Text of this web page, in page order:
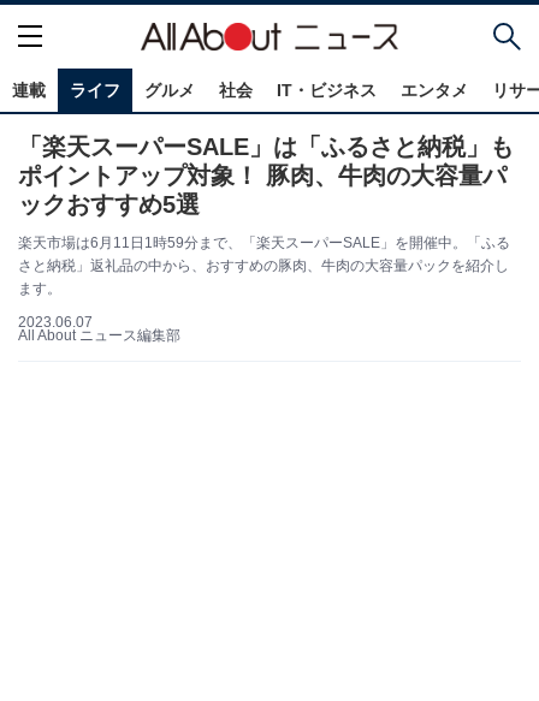
連載 ライフ グルメ 社会 IT・ビジネス エンタメ リサ
「楽天スーパーSALE」は「ふるさと納税」も
ポイントアップ対象！ 豚肉、牛肉の大容量パ
ックおすすめ5選
楽天市場は6月11日1時59分まで、「楽天スーパーSALE」を開催中。「ふる
さと納税」返礼品の中から、おすすめの豚肉、牛肉の大容量パックを紹介し
ます。
2023.06.07
All About ニュース編集部